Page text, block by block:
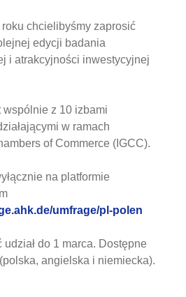
chcielibyśmy zaprosić
edycji badania
i atrakcyjności inwestycyjnej
z 10 izbami
w ramach
of Commerce (IGCC).
na platformie
umfrage/pl-polen
do 1 marca. Dostępne
angielska i niemiecka).